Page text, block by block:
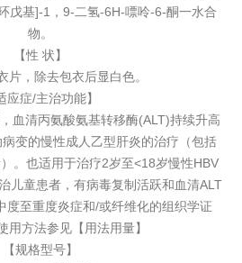
戊基]-1，9-二氢-6H-嘌呤-6-酮一水合
物。
【性 状】
片，除去包衣后显白色。
应症/主治功能】
血清丙氨酸氨基转移酶(ALT)持续升高
变的慢性成人乙型肝炎的治疗（包括
。也适用于治疗2岁至<18岁慢性HBV
儿童患者，有病毒复制活跃和血清ALT
度至重度炎症和/或纤维化的组织学证
用方法参见【用法用量】
【规格型号】